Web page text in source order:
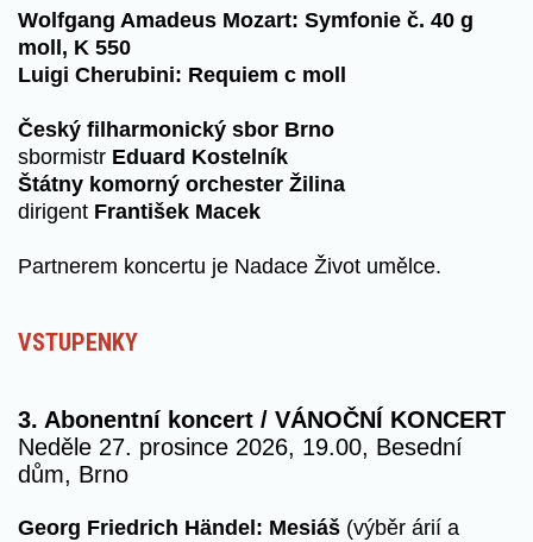
Wolfgang Amadeus Mozart: Symfonie č. 40 g
moll, K 550
Luigi Cherubini: Requiem c moll
Český filharmonický sbor Brno
sbormistr Eduard Kostelník
Štátny komorný orchester Žilina
dirigent František Macek
Partnerem koncertu je Nadace Život umělce.
VSTUPENKY
3. Abonentní koncert / VÁNOČNÍ KONCERT
Neděle 27. prosince 2026, 19.00, Besední
dům, Brno
Georg Friedrich Händel: Mesiáš (výběr árií a